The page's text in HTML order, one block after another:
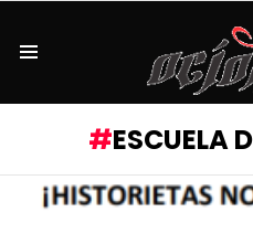
ESCUELA